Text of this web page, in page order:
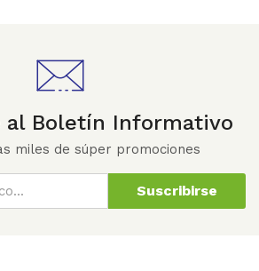
al Boletín Informativo
miles de súper promociones
Suscribirse